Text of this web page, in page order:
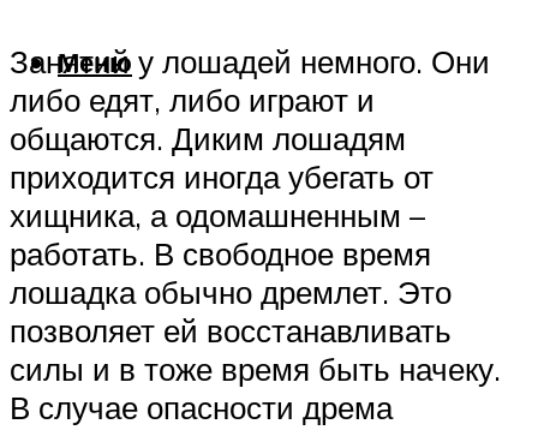
Меню
Занятий у лошадей немного. Они
либо едят, либо играют и
общаются. Диким лошадям
приходится иногда убегать от
хищника, а одомашненным –
работать. В свободное время
лошадка обычно дремлет. Это
позволяет ей восстанавливать
силы и в тоже время быть начеку.
В случае опасности дрема